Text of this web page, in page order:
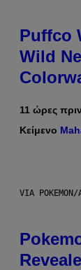
Puffco
Wild
11 ώρες πριν
Κείμενο
VIA POKEMON/